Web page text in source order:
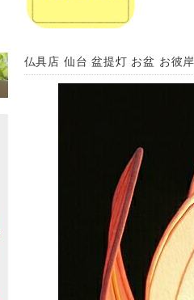
仏具店 仙台 盆提灯 お盆 お彼